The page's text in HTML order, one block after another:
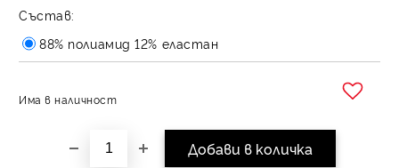
Състав:
88% полиамид 12% еластан
Има в наличност